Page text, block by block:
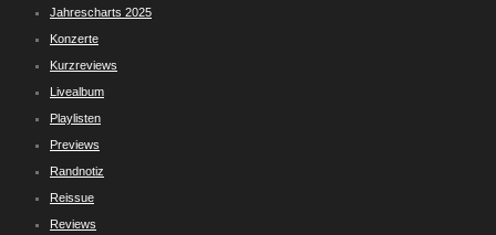
Jahrescharts 2025
Konzerte
Kurzreviews
Livealbum
Playlisten
Previews
Randnotiz
Reissue
Reviews